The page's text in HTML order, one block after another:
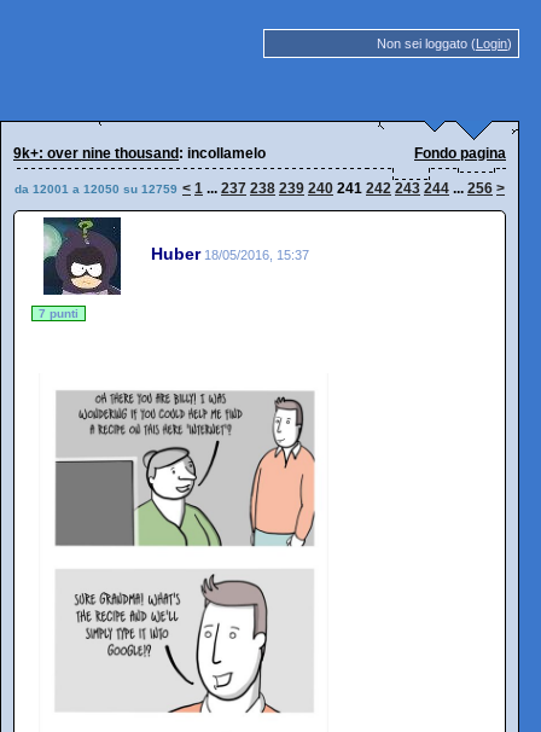
Non sei loggato (Login)
9k+: over nine thousand : incollamelo Fondo pagina
da 12001 a 12050 su 12759 < 1 ... 237 238 239 240 241 242 243 244 ... 256 >
Huber 18/05/2016, 15:37
7 punti